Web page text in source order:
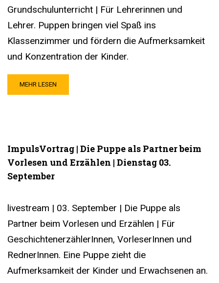
Grundschulunterricht | Für Lehrerinnen und
Lehrer. Puppen bringen viel Spaß ins
Klassenzimmer und fördern die Aufmerksamkeit
und Konzentration der Kinder.
MEHR LESEN
ImpulsVortrag | Die Puppe als Partner beim
Vorlesen und Erzählen | Dienstag 03.
September
livestream | 03. September | Die Puppe als
Partner beim Vorlesen und Erzählen | Für
GeschichtenerzählerInnen, VorleserInnen und
RednerInnen. Eine Puppe zieht die
Aufmerksamkeit der Kinder und Erwachsenen an.